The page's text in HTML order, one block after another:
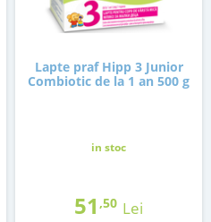
Lapte praf Hipp 3 Junior
Combiotic de la 1 an 500 g
in stoc
51 ,50 Lei